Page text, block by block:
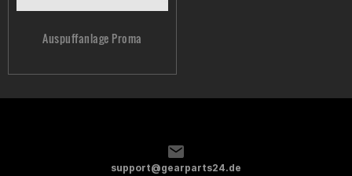
Auspuffanlage Proma
support@gearparts24.de